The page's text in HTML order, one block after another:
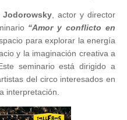
Jodorowsky, actor y director
“Amor y conflicto en
para explorar la energía
y la imaginación creativa a
seminario está dirigido a
del circo interesados en
interpretación.